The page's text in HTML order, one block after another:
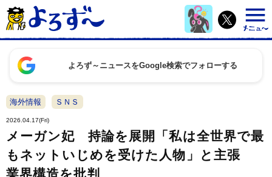
よろず～ニュースをGoogle検索でフォローする
海外情報 ＳＮＳ
2026.04.17(Fri)
メーガン妃 持論を展開「私は全世界で最
もネットいじめを受けた人物」と主張
業界構造を批判